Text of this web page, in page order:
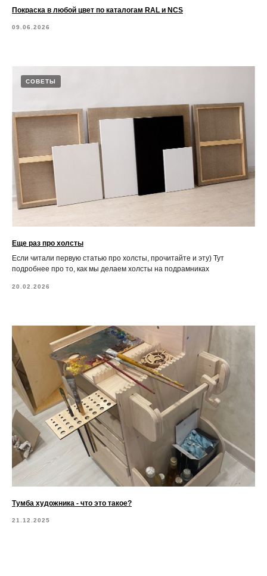
Покраска в любой цвет по каталогам RAL и NCS
09.06.2026
СОВЕТЫ
Еще раз про холсты
Если читали первую статью про холсты, прочитайте и эту) Тут
подробнее про то, как мы делаем холсты на подрамниках
20.02.2026
Тумба художника - что это такое?
21.12.2025